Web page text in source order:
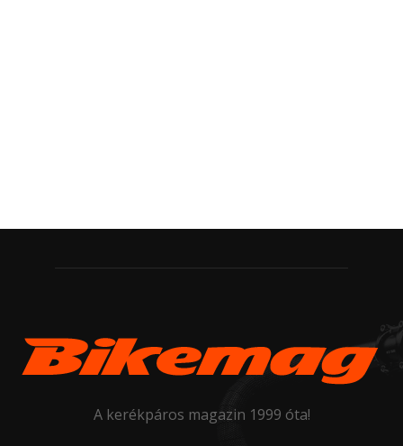
A kerékpáros magazin 1999 óta!